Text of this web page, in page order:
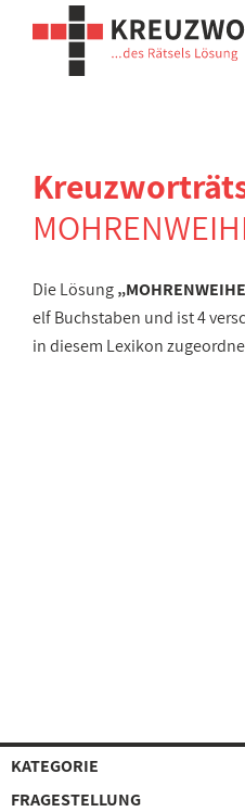
Die Lösung
elf Buchstaben und ist 4
in diesem Lexikon
KATEGORIE
FRAGESTELLUNG